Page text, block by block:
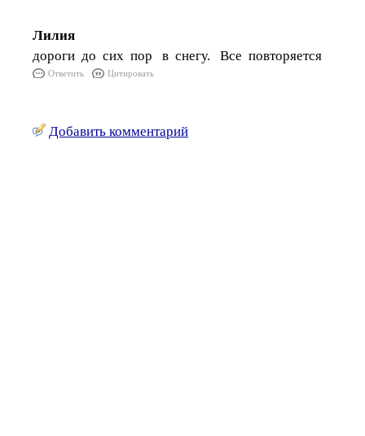
Лилия
дороги до сих пор в снегу. Все повторяется
Ответить Цитировать
Добавить комментарий